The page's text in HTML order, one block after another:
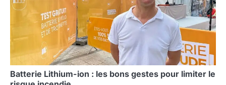
t
i
o
n
d
Batterie Lithium-ion : les bons gestes pour limiter le